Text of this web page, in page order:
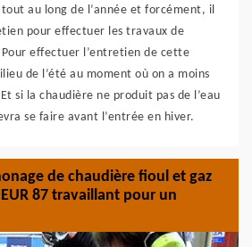
au long de l’année et forcément, il
pour effectuer les travaux de
effectuer l’entretien de cette
de l’été au moment où on a moins
si la chaudière ne produit pas de l’eau
se faire avant l’entrée en hiver.
de chaudière fioul et gaz
87 travaillant pour un